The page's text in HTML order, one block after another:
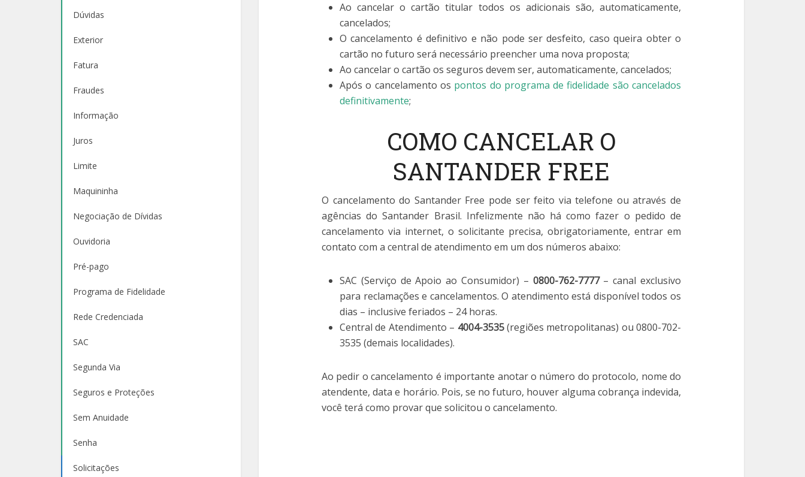
Dúvidas
Exterior
Fatura
Fraudes
Informação
Juros
Limite
Maquininha
Negociação de Dívidas
Ouvidoria
Pré-pago
Programa de Fidelidade
Rede Credenciada
SAC
Segunda Via
Seguros e Proteções
Sem Anuidade
Senha
Solicitações
Ao cancelar o cartão titular todos os adicionais são, automaticamente,
cancelados;
O cancelamento é definitivo e não pode ser desfeito, caso queira obter o
cartão no futuro será necessário preencher uma nova proposta;
Ao cancelar o cartão os seguros devem ser, automaticamente, cancelados;
Após o cancelamento os pontos do programa de fidelidade são cancelados
definitivamente;
COMO CANCELAR O
SANTANDER FREE
O cancelamento do Santander Free pode ser feito via telefone ou através de
agências do Santander Brasil. Infelizmente não há como fazer o pedido de
cancelamento via internet, o solicitante precisa, obrigatoriamente, entrar em
contato com a central de atendimento em um dos números abaixo:
SAC (Serviço de Apoio ao Consumidor) – 0800-762-7777– canal exclusivo
para reclamações e cancelamentos. O atendimento está disponível todos os
dias – inclusive feriados – 24 horas.
Central de Atendimento – 4004-3535(regiões metropolitanas) ou 0800-702-
3535 (demais localidades).
Ao pedir o cancelamento é importante anotar o número do protocolo, nome do
atendente, data e horário. Pois, se no futuro, houver alguma cobrança indevida,
você terá como provar que solicitou o cancelamento.